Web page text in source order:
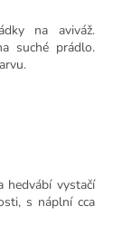
na aviváž.
suché prádlo.
vystačí
s náplní cca